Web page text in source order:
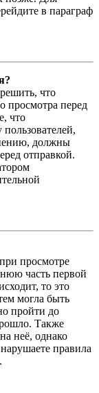
в параграф
что
просмотра перед
что
должны
отправкой.
просмотре
часть первой
то это
могла быть
пройти до
Также
неё, однако
правила